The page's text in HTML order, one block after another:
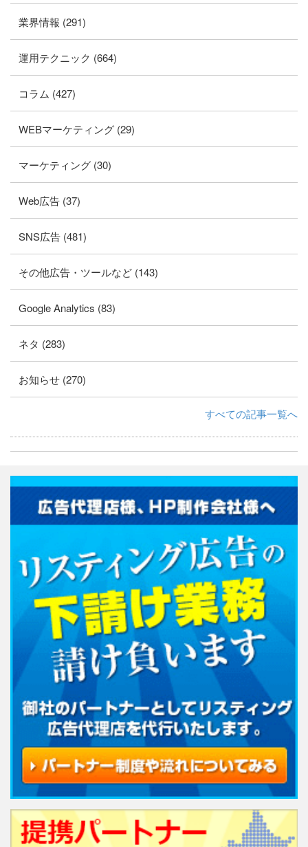
業界情報 (291)
運用テクニック (664)
コラム (427)
WEBマーケティング (29)
マーケティング (30)
Web広告 (37)
SNS広告 (481)
その他広告・ツールなど (143)
Google Analytics (83)
ネタ (283)
お知らせ (270)
すべての記事一覧へ